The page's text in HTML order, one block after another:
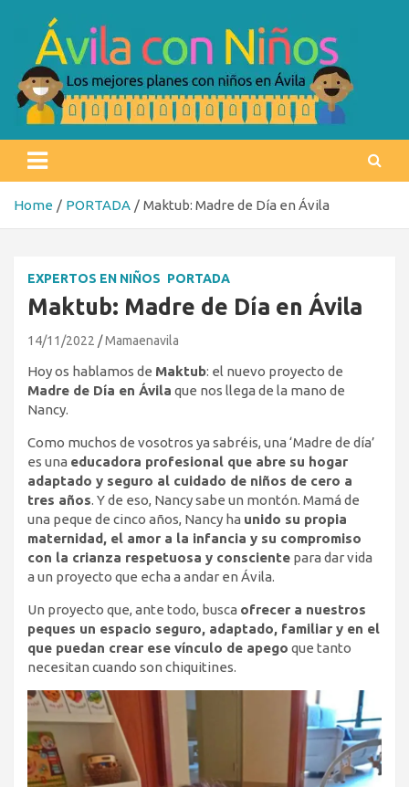
content
Ávila con niños
Home PORTADA Maktub: Madre de Día en Ávila
EXPERTOS EN NIÑOS PORTADA
Maktub: Madre de Día en Ávila
14/11/2022 Mamaenavila
Hoy os hablamos de Maktub: el nuevo proyecto de
Madre de Día en Ávila que nos llega de la mano de
Nancy.
Como muchos de vosotros ya sabréis, una ‘Madre de día’
es una educadora profesional que abre su hogar
adaptado y seguro al cuidado de niños de cero a
tres años. Y de eso, Nancy sabe un montón. Mamá de
una peque de cinco años, Nancy ha unido su propia
maternidad, el amor a la infancia y su compromiso
con la crianza respetuosa y consciente para dar vida
a un proyecto que echa a andar en Ávila.
Un proyecto que, ante todo, busca ofrecer a nuestros
peques un espacio seguro, adaptado, familiar y en el
que puedan crear ese vínculo de apego que tanto
necesitan cuando son chiquitines.